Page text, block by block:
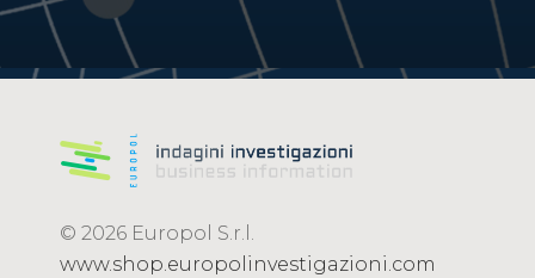
© 2026 Europol S.r.l.
www.shop.europolinvestigazioni.com